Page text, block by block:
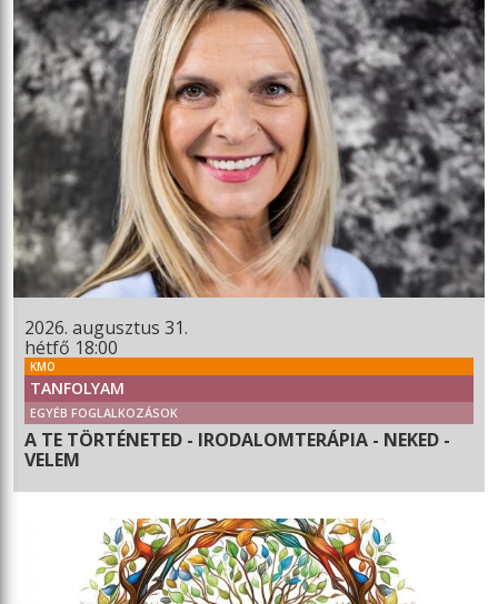
2026. augusztus 31.
hétfő 18:00
KMO
TANFOLYAM
EGYÉB FOGLALKOZÁSOK
A TE TÖRTÉNETED - IRODALOMTERÁPIA - NEKED -
VELEM